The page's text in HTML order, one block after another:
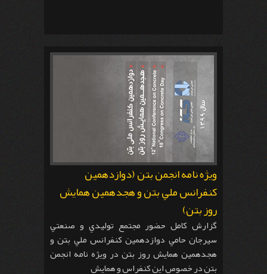
ویژه نامه انجمن بتن (دوازدهمين
كنفرانس ملي بتن و هجدهمين همايش
روز بتن)
گزارش کامل حضور مجتمع توليدي و صنعتي
سيرجان حامي دوازدهمين كنفرانس ملي بتن و
هجدهمين همايش روز بتن در ویژه نامه انجمن
بتن در خصوص این کنفراس و همایش